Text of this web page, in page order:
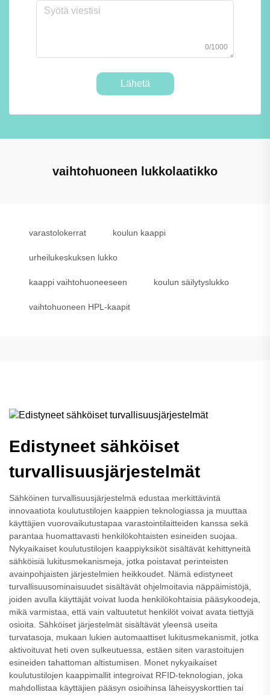
0/1000
Lähetä
vaihtohuoneen lukkolaatikko
varastolokerrat koulun kaappi
urheilukeskuksen lukko
kaappi vaihtohuoneeseen koulun säilytyslukko
vaihtohuoneen HPL-kaapit
Edistyneet sähköiset
turvallisuusjärjestelmät
Sähköinen turvallisuusjärjestelmä edustaa merkittävintä
innovaatiota koulutustilojen kaappien teknologiassa ja muuttaa
käyttäjien vuorovaikutustapaa varastointilaitteiden kanssa sekä
parantaa huomattavasti henkilökohtaisten esineiden suojaa.
Nykyaikaiset koulutustilojen kaappiyksiköt sisältävät kehittyneitä
sähköisiä lukitusmekanismeja, jotka poistavat perinteisten
avainpohjaisten järjestelmien heikkoudet. Nämä edistyneet
turvallisuusominaisuudet sisältävät ohjelmoitavia näppäimistöjä,
joiden avulla käyttäjät voivat luoda henkilökohtaisia pääsykoodeja,
mikä varmistaa, että vain valtuutetut henkilöt voivat avata tiettyjä
osioita. Sähköiset järjestelmät sisältävät yleensä useita
turvatasoja, mukaan lukien automaattiset lukitusmekanismit, jotka
aktivoituvat heti oven sulkeutuessa, estäen siten varastoitujen
esineiden tahattoman altistumisen. Monet nykyaikaiset
koulutustilojen kaappimallit integroivat RFID-teknologian, joka
mahdollistaa käyttäjien pääsyn osioihinsa läheisyyskorttien tai